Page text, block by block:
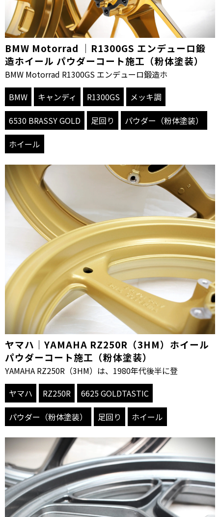
BMW Motorrad ｜R1300GS エンデューロ鍛
造ホイール パウダーコート施工（粉体塗装）
BMW Motorrad R1300GS エンデューロ鍛造ホ
BMW
キャンディ R1300GS
メッキ調
6530 BRASSY GOLD
足回り
パウダー（粉体塗装）
ホイール
ヤマハ｜YAMAHA RZ250R（3HM）ホイール
パウダーコート施工（粉体塗装）
YAMAHA RZ250R（3HM）は、1980年代後半に登
ヤマハ
RZ250R
6625 GOLDTASTIC
パウダー（粉体塗装）
足回り ホイール